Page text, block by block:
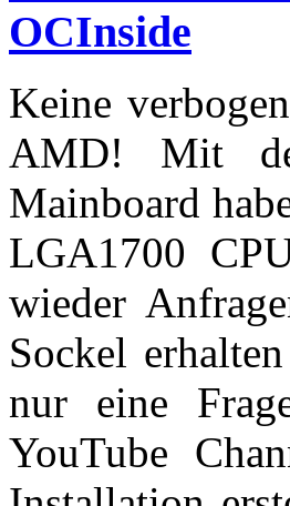
OCInside
Keine
AMD! Mit
Mainboard
LGA1700
wieder
Sockel
nur eine
YouTube